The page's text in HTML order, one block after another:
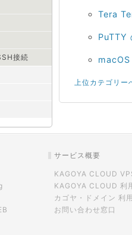
接続
Tera
PuTTY
macOS
上位カテゴリー
サービス概要
KAGOYA CLOUD
KAGOYA CLOUD 利
カゴヤ・ドメイン 利
お問い合わせ窓口